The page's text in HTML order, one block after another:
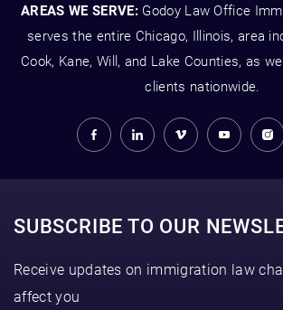
AREAS WE SERVE: Godoy Law Office
serves the entire Chicago, Illinois, area
Cook, Kane, Will, and Lake Counties, as
clients nationwide.
SUBSCRIBE TO OUR
Receive updates on immigration law
affect you